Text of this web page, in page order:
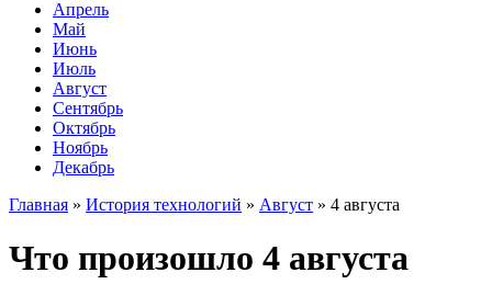
Апрель
Май
Июнь
Июль
Август
Сентябрь
Октябрь
Ноябрь
Декабрь
Главная » История технологий » Август » 4 августа
Что произошло 4 августа